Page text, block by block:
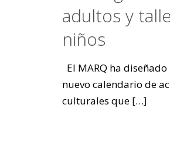
adultos y
niños
El MARQ ha
nuevo calendario de
culturales que[…]